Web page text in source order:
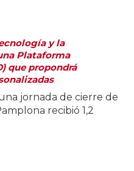
y la
Plataforma
que propondrá
jornada de cierre de
recibió 1,2